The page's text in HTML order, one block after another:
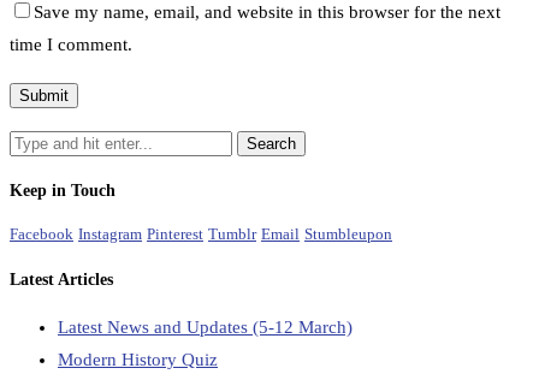
Save my name, email, and website in this browser for the next
time I comment.
Keep in Touch
Facebook Instagram Pinterest Tumblr Email Stumbleupon
Latest Articles
Latest News and Updates (5-12 March)
Modern History Quiz